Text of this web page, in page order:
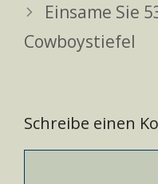
Einsame Sie
Cowboystiefel
Schreibe einen
Kommentar